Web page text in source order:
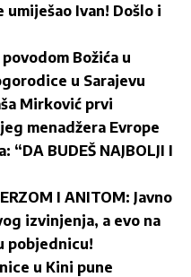
umiješao Ivan! Došlo i
Božića u
u Sarajevu
Mirković prvi
menadžera Evrope
BUDEŠ NAJBOLJI I
I ANITOM: Javno
izvinjenja, a evo na
pobjednicu!
u Kini pune